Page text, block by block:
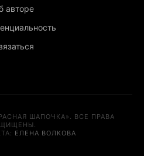
авторе
ШАПОЧКА». ВСЕ ПРАВА
ЕЛЕНА ВОЛКОВА